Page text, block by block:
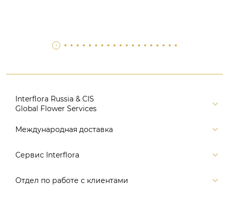
Interflora Russia & CIS
Global Flower Services
Версия для печати
Поиск
Международная доставка
Россия
Европа
Сервис Interflora
Заказ и оплата
Отдел по работе с клиентами